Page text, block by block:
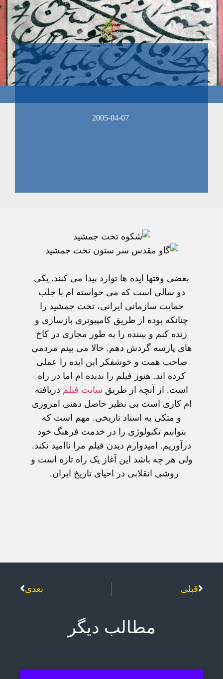
2005-04-07
بعضی وقتها ايده ها توارد پيدا می کنند. يکی
دو سالی است که می خواسته ام با جلب
حمايت سازمانی ايرانی، تخت جمشيد را
چنانکه بوده از طريق کامپيوتری بازسازی و
زنده کنم و بيننده را به طور مجازی در کاخ
های پارسه گردش دهم. حالا می بينم مردمی
صاحب همت و خوشفکر اين ايده را عملی
کرده اند. هنوز فيلم را نديده ام اما در راه
است. از آنچه از طريق سايت فيلم دريافته
ام کاری است بی نظير حاصل ذهنی امروزی
و متکی به اسناد تاريخی. مهم است که
بتوانيم تکنولوژی را در خدمت فرهنگ خود
درآوريم. اميدوارم ديدن فيلم مرا نااميد نکند.
ولی هر چه باشد اين آغاز يک راه تازه است و
روشی انقلابی در احيای تاريخ ايران.
قبلی بعدی
مطالب دیگر